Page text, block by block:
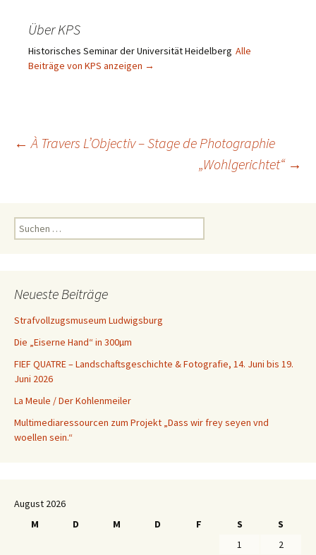
Über KPS
Historisches Seminar der Universität Heidelberg Alle
Beiträge von KPS anzeigen →
Beitragsnavigation
← À Travers L’Objectiv – Stage de Photographie
„Wohlgerichtet“ →
Suchen
nach:
Neueste Beiträge
Strafvollzugsmuseum Ludwigsburg
Die „Eiserne Hand“ in 300µm
FIEF QUATRE – Landschaftsgeschichte & Fotografie, 14. Juni bis 19.
Juni 2026
La Meule / Der Kohlenmeiler
Multimediaressourcen zum Projekt „Dass wir frey seyen vnd
woellen sein.“
August 2026
M
D M D F S
S
1
2